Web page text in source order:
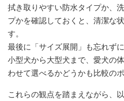
拭き取りやすい防水タイプか、
プかを確認しておくと、清潔な
す。
最後に「サイズ展開」も忘れず
小型犬から大型犬まで、愛犬の
わせて選べるかどうかも比較の
これらの観点を踏まえながら、